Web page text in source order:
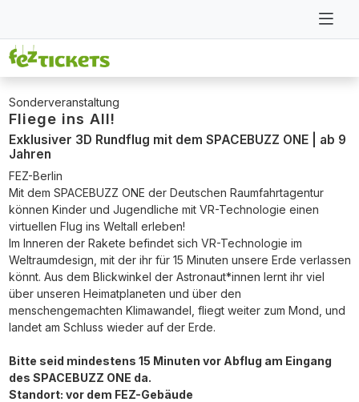
Sonderveranstaltung
Fliege ins All!
Exklusiver 3D Rundflug mit dem SPACEBUZZ ONE | ab 9
Jahren
FEZ-Berlin
Mit dem SPACEBUZZ ONE der Deutschen Raumfahrtagentur
können Kinder und Jugendliche mit VR-Technologie einen
virtuellen Flug ins Weltall erleben!
Im Inneren der Rakete befindet sich VR-Technologie im
Weltraumdesign, mit der ihr für 15 Minuten unsere Erde verlassen
könnt. Aus dem Blickwinkel der Astronaut*innen lernt ihr viel
über unseren Heimatplaneten und über den
menschengemachten Klimawandel, fliegt weiter zum Mond, und
landet am Schluss wieder auf der Erde.
Bitte seid mindestens 15 Minuten vor Abflug am Eingang
des SPACEBUZZ ONE da.
Standort: vor dem FEZ-Gebäude